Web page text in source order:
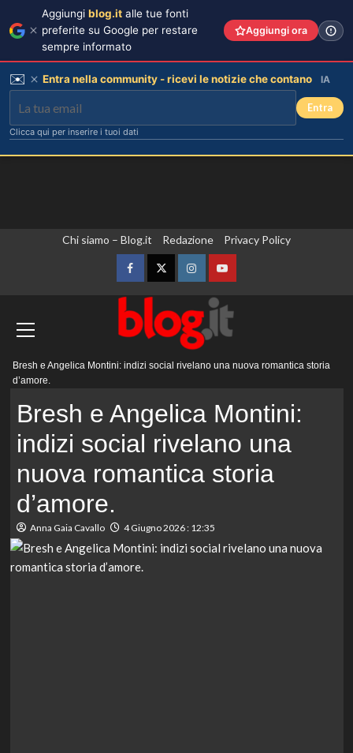
Chi siamo – Blog.it Redazione Privacy Policy
FacebookTwitterInstagramYouTube
principale
Bresh e Angelica Montini: indizi social rivelano una nuova romantica storia
d’amore.
Bresh e Angelica Montini:
indizi social rivelano una
nuova romantica storia
d’amore.
Anna Gaia Cavallo 4 Giugno 2026 : 12:35
Aggiungi blog.it alle tue fonti
preferite su Google per restare
sempre informato
Aggiungi ora
✉️ Entra nella community - ricevi le notizie che contano IA
Entra
Clicca qui per inserire i tuoi dati